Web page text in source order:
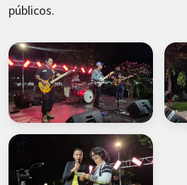
públicos.